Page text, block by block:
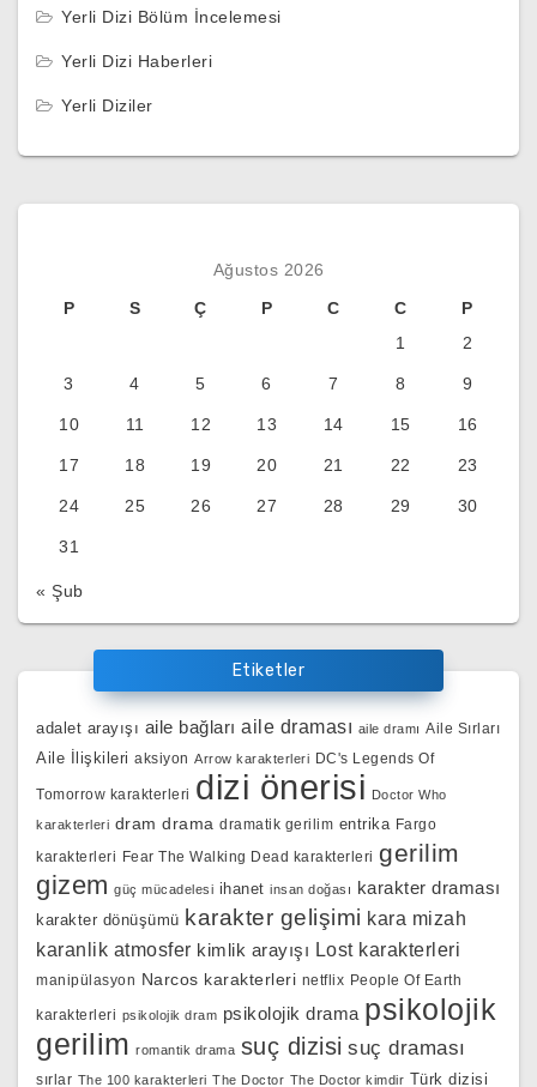
Yerli Dizi Bölüm İncelemesi
Yerli Dizi Haberleri
Yerli Diziler
Ağustos 2026
P
S Ç P C C
P
1
2
3 4 5 6 7 8 9
10 11 12 13 14 15 16
17 18 19 20 21 22 23
24 25 26 27 28 29 30
31
« Şub
Etiketler
adalet arayışı aile bağları aile draması aile dramı Aile Sırları
Aile İlişkileri aksiyon Arrow karakterleri DC's Legends Of
Tomorrow karakterleri dizi önerisi Doctor Who
karakterleri dram drama dramatik gerilim entrika Fargo
karakterleri Fear The Walking Dead karakterleri gerilim
gizem güç mücadelesi ihanet insan doğası karakter draması
karakter dönüşümü karakter gelişimi kara mizah
karanlik atmosfer kimlik arayışı Lost karakterleri
manipülasyon Narcos karakterleri netflix People Of Earth
karakterleri psikolojik dram psikolojik drama psikolojik
gerilim romantik drama suç dizisi suç draması
sırlar The 100 karakterleri The Doctor The Doctor kimdir Türk dizisi